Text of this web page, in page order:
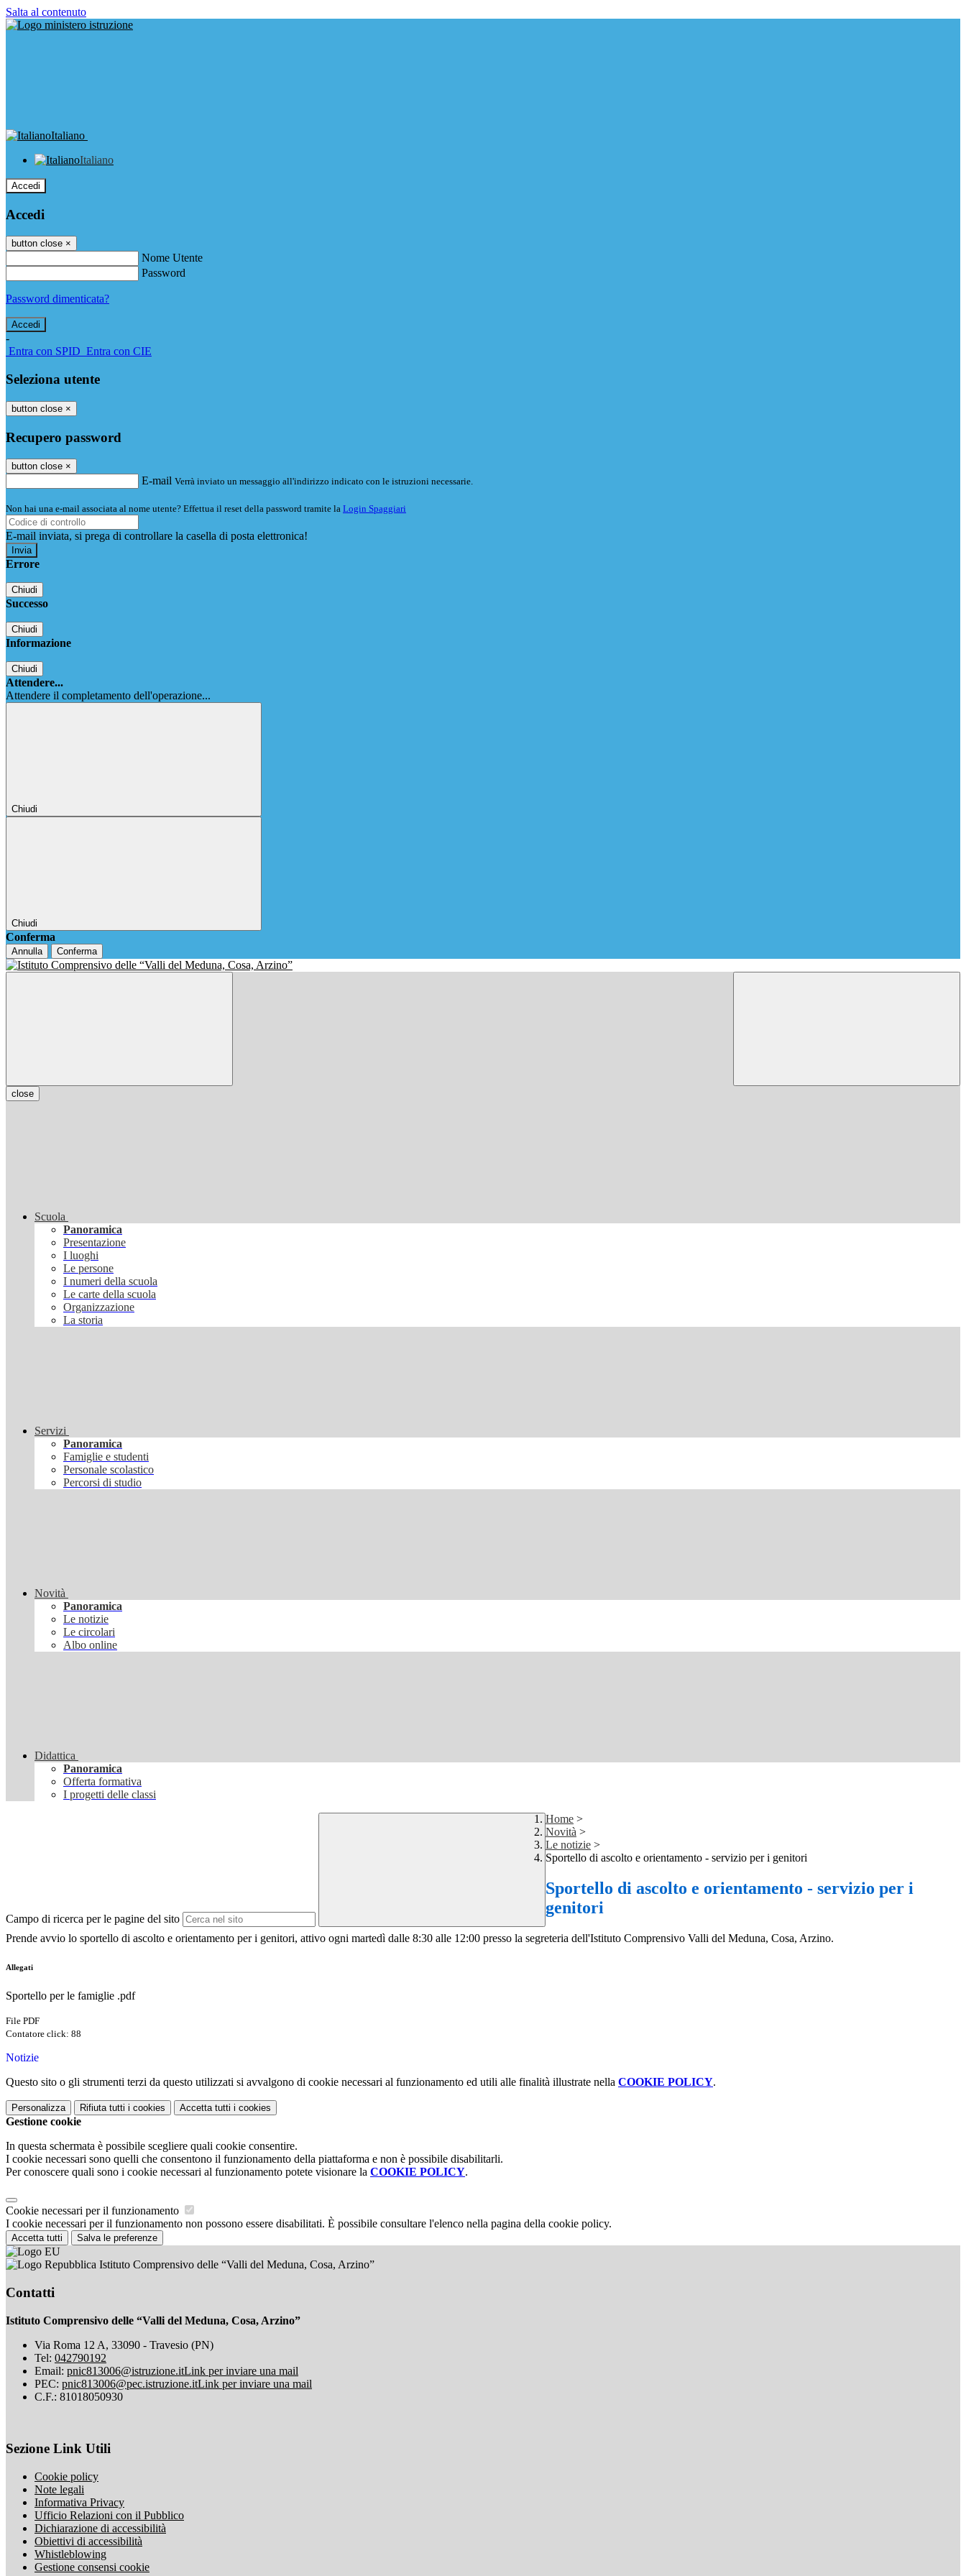
Salta al contenuto
Italiano
Italiano
Accedi
Accedi
button close ×
Nome Utente
Password
Password dimenticata?
-
Entra con SPID Entra con CIE
Seleziona utente
button close ×
Recupero password
button close ×
E-mail Verrà inviato un messaggio all'indirizzo indicato con le istruzioni necessarie.
Non hai una e-mail associata al nome utente? Effettua il reset della password tramite la Login Spaggiari
E-mail inviata, si prega di controllare la casella di posta elettronica!
Errore
Chiudi
Successo
Chiudi
Informazione
Chiudi
Attendere...
Attendere il completamento dell'operazione...
Chiudi
Chiudi
Conferma
Annulla Conferma
close
Scuola
Panoramica
Presentazione
I luoghi
Le persone
I numeri della scuola
Le carte della scuola
Organizzazione
La storia
Servizi
Panoramica
Famiglie e studenti
Personale scolastico
Percorsi di studio
Novità
Panoramica
Le notizie
Le circolari
Albo online
Didattica
Panoramica
Offerta formativa
I progetti delle classi
Campo di ricerca per le pagine del sito
Home >
Novità >
Le notizie >
Sportello di ascolto e orientamento - servizio per i genitori
Sportello di ascolto e orientamento - servizio per i
genitori
Prende avvio lo sportello di ascolto e orientamento per i genitori, attivo ogni martedì dalle 8:30 alle 12:00 presso la segreteria dell'Istituto Comprensivo Valli del Meduna, Cosa, Arzino.
Allegati
Sportello per le famiglie .pdf
File PDF
Contatore click: 88
Notizie
Questo sito o gli strumenti terzi da questo utilizzati si avvalgono di cookie necessari al funzionamento ed utili alle finalità illustrate nella COOKIE POLICY.
Personalizza Rifiuta tutti i cookies Accetta tutti i cookies
Gestione cookie
In questa schermata è possibile scegliere quali cookie consentire.
I cookie necessari sono quelli che consentono il funzionamento della piattaforma e non è possibile disabilitarli.
Per conoscere quali sono i cookie necessari al funzionamento potete visionare la COOKIE POLICY.
Cookie necessari per il funzionamento
I cookie necessari per il funzionamento non possono essere disabilitati. È possibile consultare l'elenco nella pagina della cookie policy.
Accetta tutti Salva le preferenze
Istituto Comprensivo delle “Valli del Meduna, Cosa, Arzino”
Contatti
Istituto Comprensivo delle “Valli del Meduna, Cosa, Arzino”
Via Roma 12 A, 33090 - Travesio (PN)
Tel: 042790192
Email: pnic813006@istruzione.itLink per inviare una mail
PEC: pnic813006@pec.istruzione.itLink per inviare una mail
C.F.: 81018050930
Sezione Link Utili
Cookie policy
Note legali
Informativa Privacy
Ufficio Relazioni con il Pubblico
Dichiarazione di accessibilità
Obiettivi di accessibilità
Whistleblowing
Gestione consensi cookie